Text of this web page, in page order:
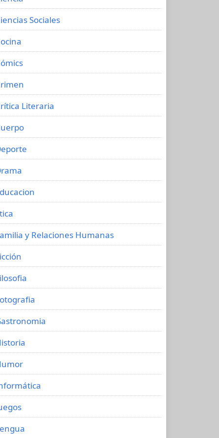
Sociales
Literaria
y Relaciones Humanas